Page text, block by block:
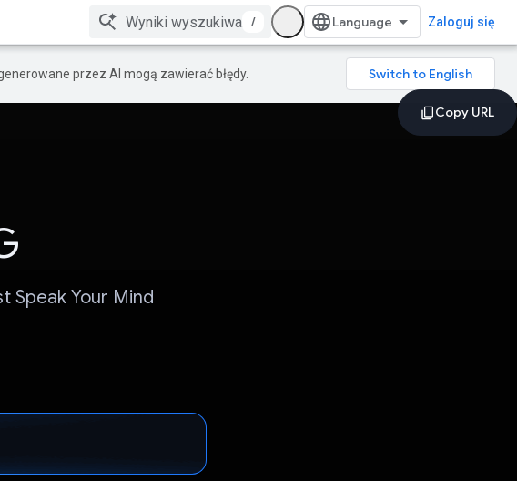
/ Zaloguj się
przez AI mogą zawierać błędy.
Speak Your Mind